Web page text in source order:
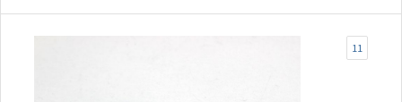
11